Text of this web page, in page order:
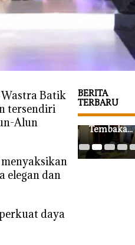
Batik
tersendiri
Alun
elegan dan
daya
BERITA
TERBARU
‎Wabup
Bojonegor
Ledok
Wetan
n
Akademik
Harga
Tembakau
Kepoh
Mulai